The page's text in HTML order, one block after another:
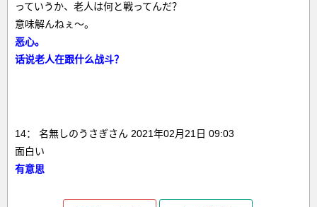
っていうか、老人は何と戦ってんだ？
意味解んねぇ～。
恶心。
话说老人在跟什么战斗？
14： 名無しのうさぎさん 2021年02月21日 09:03
面白い
有意思